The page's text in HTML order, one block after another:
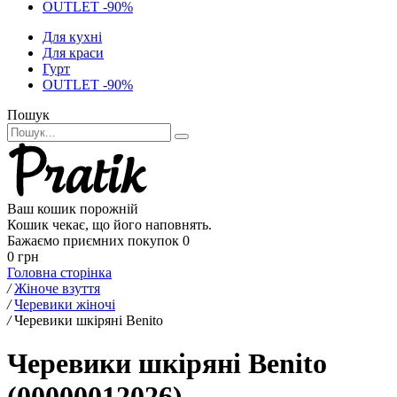
OUTLET -90%
Для кухні
Для краси
Гурт
OUTLET -90%
Пошук
Ваш кошик порожній
Кошик чекає, що його наповнять.
Бажаємо приємних покупок 0
0 грн
Головна сторінка
/ Жіноче взуття
/ Черевики жіночі
/ Черевики шкіряні Benito
Черевики шкіряні Benito